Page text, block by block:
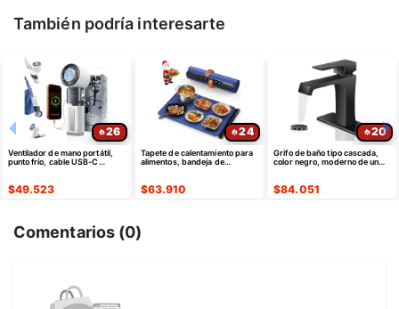
También podría interesarte
26
Ventilador de mano portátil,
punto frío, cable USB-C
$49.523
24
Tapete de calentamiento para
alimentos, bandeja de
$63.910
20
Grifo de baño tipo cascada,
color negro, moderno de un
$84.051
Comentarios (0)